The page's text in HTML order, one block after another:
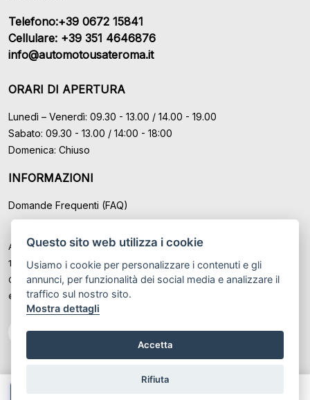
Questo sito web utilizza i cookie
Usiamo i cookie per personalizzare i contenuti e gli
annunci, per funzionalità dei social media e analizzare il
traffico sul nostro sito.
Mostra dettagli
Accetta
Rifiuta
Telefono:+39 0672 15841
Cellulare: +39 351 4646876
info@automotousateroma.it
ORARI DI APERTURA
Lunedì – Venerdì: 09.30 - 13.00 / 14.00 - 19.00
Sabato: 09.30 - 13.00 / 14:00 - 18:00
Domenica: Chiuso
INFORMAZIONI
Domande Frequenti (FAQ)
Auto Moto Usate Roma Srl sede di Marino - Roma, P.IVA: IT
12489131008
Cod. Fisc. ed Iscr. al Registro Imprese di Roma n° 12489131008
© Another site byGestionale auto